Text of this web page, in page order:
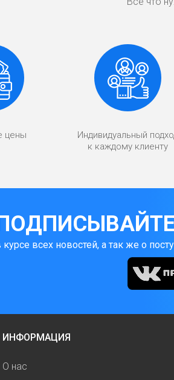
цены
Индивидуальный
к каждому клиенту
всех новостей, а так же о
ИНФОРМАЦИЯ
О нас